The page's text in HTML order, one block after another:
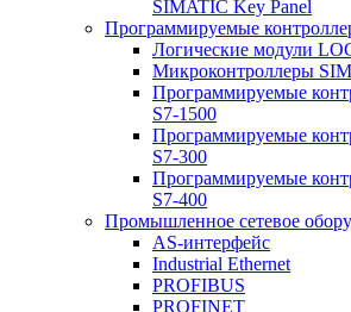
SIMATIC Key Panel
Программируемые
Логические модули
Микроконтроллеры
Программируемые
S7-1500
Программируемые
S7-300
Программируемые
S7-400
Промышленное сетевое
AS-интерфейс
Industrial Ethernet
PROFIBUS
PROFINET